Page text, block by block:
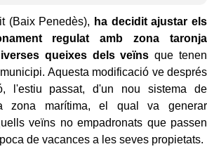
(Baix Penedès), ha decidit ajustar els
regulat amb zona taronja
queixes dels veïns que tenen
Aquesta modificació ve després
l'estiu passat, d'un nou sistema de
zona marítima, el qual va generar
veïns no empadronats que passen
de vacances a les seves propietats.